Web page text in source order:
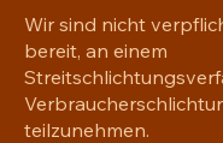
Wir sind nicht
bereit, an einem
teilzunehmen.